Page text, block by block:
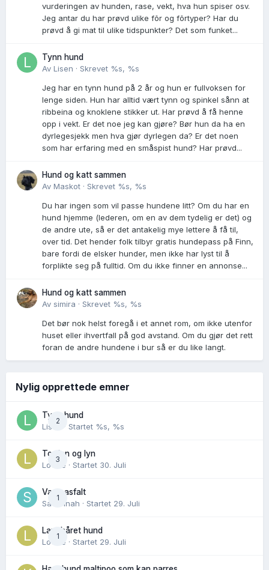
vurderingen av hunden, rase, vekt, hva hun spiser osv.
Jeg antar du har prøvd ulike fõr og fõrtyper? Har du
prøvd å gi mat til ulike tidspunkter? Det som funket...
Tynn hund
Av Lisen · Skrevet %s, %s
Jeg har en tynn hund på 2 år og hun er fullvoksen for
lenge siden. Hun har alltid vært tynn og spinkel sånn at
ribbeina og knoklene stikker ut. Har prøvd å få henne
opp i vekt. Er det noe jeg kan gjøre? Bør hun da ha en
dyrlegesjekk men hva gjør dyrlegen da? Er det noen
som har erfaring med en småspist hund? Har prøvd...
Hund og katt sammen
Av Maskot · Skrevet %s, %s
Du har ingen som vil passe hundene litt? Om du har en
hund hjemme (lederen, om en av dem tydelig er det) og
de andre ute, så er det antakelig mye lettere å få til,
over tid. Det hender folk tilbyr gratis hundepass på Finn,
bare fordi de elsker hunder, men ikke har lyst til å
forplikte seg på fulltid. Om du ikke finner en annonse...
Hund og katt sammen
Av simira · Skrevet %s, %s
Det bør nok helst foregå i et annet rom, om ikke utenfor
huset eller ihvertfall på god avstand. Om du gjør det rett
foran de andre hundene i bur så er du like langt.
Nylig opprettede emner
2
Tynn hund
Lisen · Startet %s, %s
3
Torden og lyn
Lovise · Startet 30. Juli
1
Varm asfalt
Savannah · Startet 29. Juli
1
Langhåret hund
Lovise · Startet 29. Juli